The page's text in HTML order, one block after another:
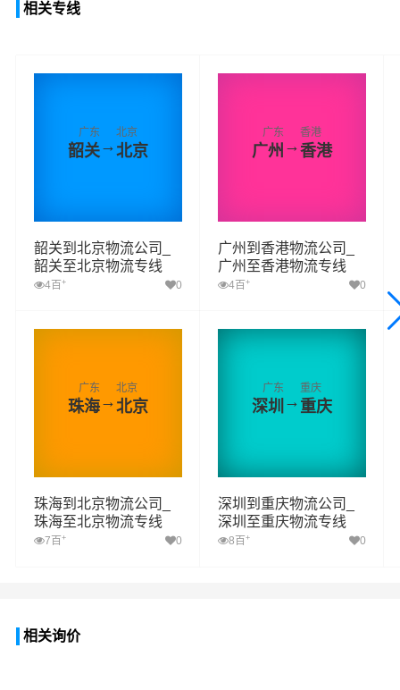
相关专线
广东
韶关→
北京
北京
韶关到北京物流公司_
韶关至北京物流专线
4百 + 0
广东
广州 →
香港
香港
广州到香港物流公司_
广州至香港物流专线
4百 + 0
广东
珠海→
北京
北京
珠海到北京物流公司_
珠海至北京物流专线
7百 + 0
广东
深圳→
重庆
重庆
深圳到重庆物流公司_
深圳至重庆物流专线
8百 + 0
相关询价